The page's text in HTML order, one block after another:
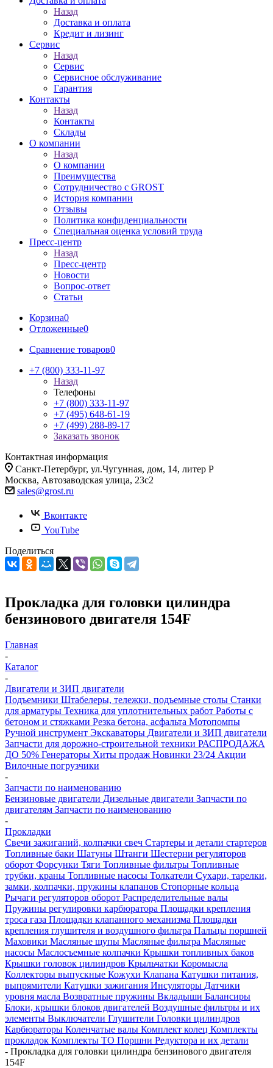
Назад
Доставка и оплата
Кредит и лизинг
Сервис
Назад
Сервис
Сервисное обслуживание
Гарантия
Контакты
Назад
Контакты
Склады
О компании
Назад
О компании
Преимущества
Сотрудничество с GROST
История компании
Отзывы
Политика конфиденциальности
Специальная оценка условий труда
Пресс-центр
Назад
Пресс-центр
Новости
Вопрос-ответ
Статьи
Корзина0
Отложенные0
Сравнение товаров0
+7 (800) 333-11-97
Назад
Телефоны
+7 (800) 333-11-97
+7 (495) 648-61-19
+7 (499) 288-89-17
Заказать звонок
Контактная информация
Санкт-Петербург, ул.Чугунная, дом, 14, литер Р
Москва, Автозаводская улица, 23с2
sales@grost.ru
Вконтакте
YouTube
Поделиться
Прокладка для головки цилиндра
бензинового двигателя 154F
Главная
-
Каталог
-
Двигатели и ЗИП двигатели
Подъемники Штабелеры, тележки, подъемные столы Станки
для арматуры Техника для уплотнительных работ Работы с
бетоном и стяжками Резка бетона, асфальта Мотопомпы
Ручной инструмент Экскаваторы Двигатели и ЗИП двигатели
Запчасти для дорожно-строительной техники РАСПРОДАЖА
ДО 50% Генераторы Хиты продаж Новинки 23/24 Акции
Вилочные погрузчики
-
Запчасти по наименованию
Бензиновые двигатели Дизельные двигатели Запчасти по
двигателям Запчасти по наименованию
-
Прокладки
Свечи зажиганий, колпачки свеч Стартеры и детали стартеров
Топливные баки Шатуны Штанги Шестерни регуляторов
оборот Форсунки Тяги Топливные фильтры Топливные
трубки, краны Топливные насосы Толкатели Сухари, тарелки,
замки, колпачки, пружины клапанов Стопорные кольца
Рычаги регуляторов оборот Распределительные валы
Пружины регулировки карбюратора Площадки крепления
троса газа Площадки клапанного механизма Площадки
крепления глушителя и воздушного фильтра Пальцы поршней
Маховики Масляные щупы Масляные фильтра Масляные
насосы Маслосъемные колпачки Крышки топливных баков
Крышки головок цилиндров Крыльчатки Коромысла
Коллекторы выпускные Кожухи Клапана Катушки питания,
выпрямители Катушки зажигания Инсуляторы Датчики
уровня масла Возвратные пружины Вкладыши Балансиры
Блоки, крышки блоков двигателей Воздушные фильтры и их
элементы Выключатели Глушители Головки цилиндров
Карбюраторы Коленчатые валы Комплект колец Комплекты
прокладок Комплекты ТО Поршни Редуктора и их детали
- Прокладка для головки цилиндра бензинового двигателя
154F